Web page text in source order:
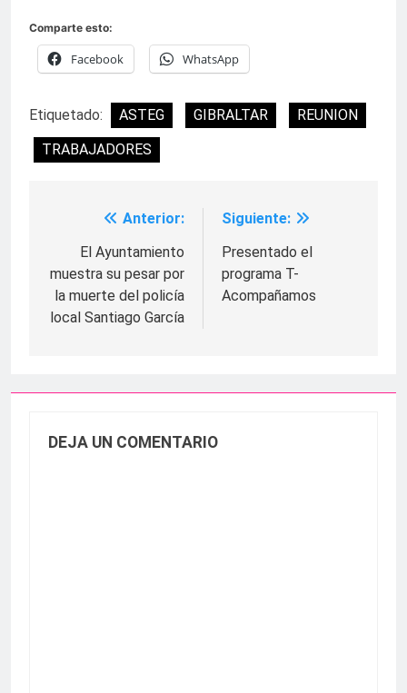
Comparte esto:
Facebook WhatsApp
Etiquetado: ASTEG GIBRALTAR
REUNION
TRABAJADORES
Navegación
entradas
Anterior:
El Ayuntamiento
muestra su pesar por
la muerte del policía
local Santiago García
Siguiente:
Presentado el
programa T-
Acompañamos
DEJA UN COMENTARIO